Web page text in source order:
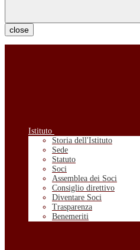
close
Istituto
Storia dell'Istituto
Sede
Statuto
Soci
Assemblea dei Soci
Consiglio direttivo
Diventare Soci
Trasparenza
Benemeriti